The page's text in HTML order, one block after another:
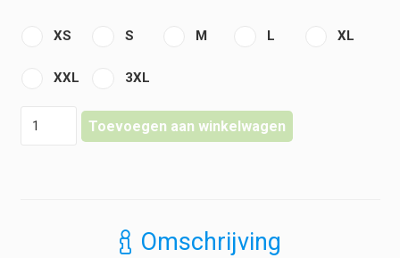
XS S M L XL
XXL 3XL
Toevoegen aan winkelwagen
Omschrijving